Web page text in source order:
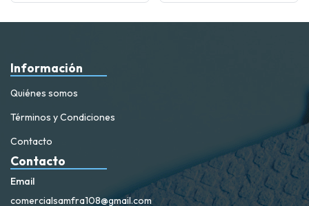
Información
Quiénes somos
Términos y Condiciones
Contacto
Contacto
Email
comercialsamfra108@gmail.com